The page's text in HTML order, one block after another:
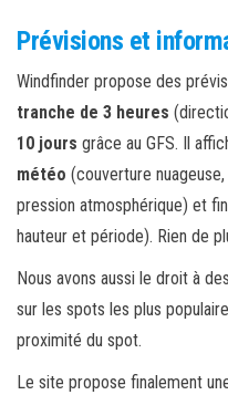
Prévisions et
Windfinder propose des
tranche de 3 heures
10 jours grâce au GFS. Il
météo (couverture
pression atmosphérique) et
hauteur et période). Rien de
Nous avons aussi le droit à
sur les spots les plus
proximité du spot.
Le site propose finalement